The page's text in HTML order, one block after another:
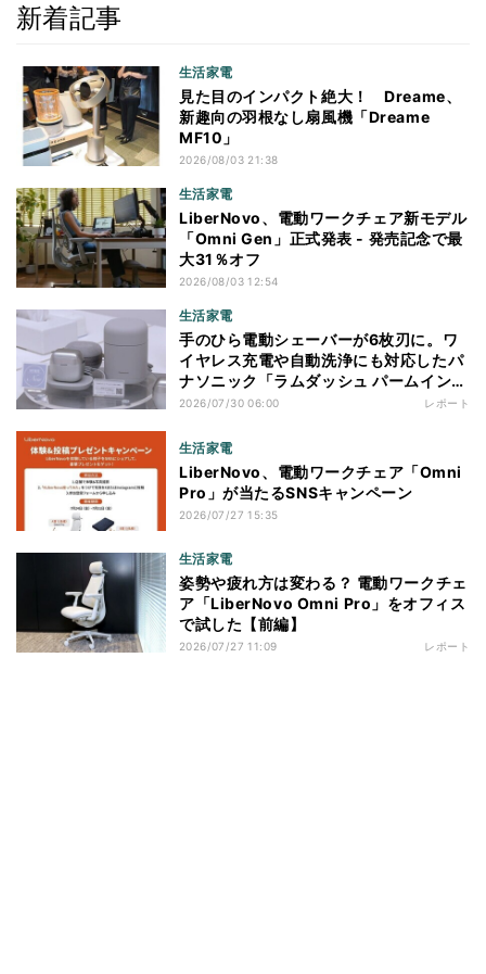
新着記事
生活家電
見た目のインパクト絶大！ Dreame、
新趣向の羽根なし扇風機「Dreame
MF10」
2026/08/03 21:38
生活家電
LiberNovo、電動ワークチェア新モデル
「Omni Gen」正式発表 - 発売記念で最
大31％オフ
2026/08/03 12:54
生活家電
手のひら電動シェーバーが6枚刃に。ワ
イヤレス充電や自動洗浄にも対応したパ
ナソニック「ラムダッシュ パームイン
プロ」を体験
2026/07/30 06:00 レポート
生活家電
LiberNovo、電動ワークチェア「Omni
Pro」が当たるSNSキャンペーン
2026/07/27 15:35
生活家電
姿勢や疲れ方は変わる？ 電動ワークチェ
ア「LiberNovo Omni Pro」をオフィス
で試した【前編】
2026/07/27 11:09 レポート